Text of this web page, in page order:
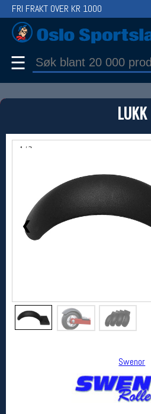
LUKK
1 / 3
❮
Swenor
FRI FRAKT OVER KR 1000
☰
PRODUKT
Produkter (1)
Bruk filter til å